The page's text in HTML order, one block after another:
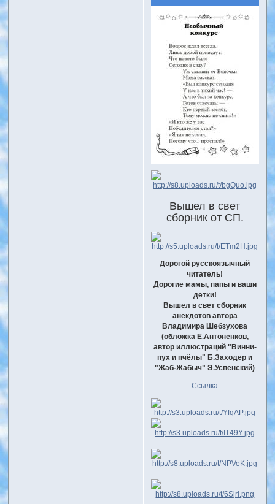
Вышел в свет
сборник от СП.
Дорогой русскоязычный
читатель!
Дорогие мамы, папы и ваши
детки!
Вышел в свет сборник
анекдотов автора
Владимира Шебзухова
(обложка Е.Антоненков,
автор иллюстраций "Винни-
пух и пчёлы" Б.Заходер и
"Жаб-Жабыч" Э.Успенский)
Ссылка